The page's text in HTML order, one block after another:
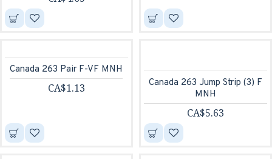
Canada 263 Pair F-VF MNH
CA$1.13
Canada 263 Jump Strip (3) F
MNH
CA$5.63